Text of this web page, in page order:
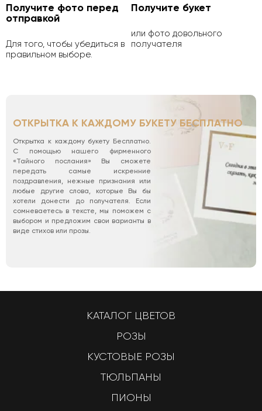
Получите фото перед
отправкой
Для того, чтобы убедиться в
правильном выборе.
Получите букет
или фото довольного
получателя
ОТКРЫТКА К КАЖДОМУ БУКЕТУ БЕСПЛАТНО
Открытка к каждому букету Бесплатно.
С помощью нашего фирменного
«Тайного послания» Вы сможете
передать самые искренние
поздравления, нежные признания или
любые другие слова, которые Вы бы
хотели донести до получателя. Если
сомневаетесь в тексте, мы поможем с
выбором и предложим свои варианты в
виде стихов или прозы.
КАТАЛОГ ЦВЕТОВ
РОЗЫ
КУСТОВЫЕ РОЗЫ
ТЮЛЬПАНЫ
ПИОНЫ